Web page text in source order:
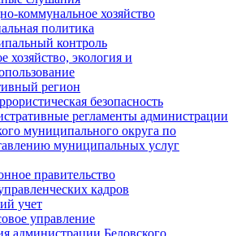
коммунальное хозяйство
политика
контроль
хозяйство, экология и
регион
безопасность
регламенты администрации
муниципального округа по
муниципальных услуг
правительство
кадров
учет
управление
администрации Беловского